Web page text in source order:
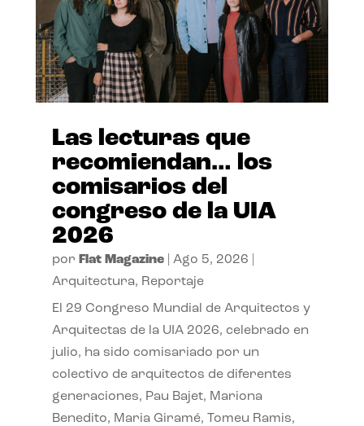
Las lecturas que
recomiendan… los
comisarios del
congreso de la UIA
2026
por Flat Magazine| Ago 5, 2026
Arquitectura, Reportaje
El 29 Congreso Mundial de Arquitectos y
Arquitectas de la UIA 2026, celebrado en
julio, ha sido comisariado por un
colectivo de arquitectos de diferentes
generaciones, Pau Bajet, Mariona
Benedito, Maria Giramé, Tomeu Ramis,